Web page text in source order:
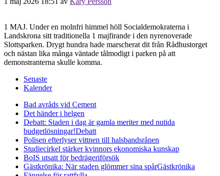
1 MAJ. Under en molnfri himmel höll Socialdemokraterna i
Landskrona sitt traditionella 1 majfirande i den nyrenoverade
Slottsparken. Drygt hundra hade marscherat dit från Rådhustorget
och nästan lika många väntade tålmodigt i parken på att
demonstranterna skulle komma.
Senaste
Kalender
Bad avråds vid Cement
Det händer i helgen
Debatt: Staden i dag är gamla meriter med nutida
budgetlösningar!Debatt
Polisen efterlyser vittnen till halsbandsrånen
Studiecirkel stärker kvinnors ekonomiska kunskap
BoIS utsatt för bedrägeriförsök
Gästkrönika: När staden glömmer sina spårGästkrönika